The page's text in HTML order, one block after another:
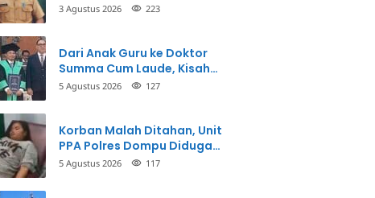
3 Agustus 2026 223
Dari Anak Guru ke Doktor
Summa Cum Laude, Kisah
Taman Firdaus Menginspirasi
5 Agustus 2026 127
Korban Malah Ditahan, Unit
PPA Polres Dompu Diduga
Balikkan Fakta Kasus
5 Agustus 2026 117